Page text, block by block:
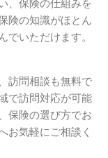
、保険の仕組みを
険の知識がほとん
でいただけます。
訪問相談も無料で
で訪問対応が可能
保険の選び方でお
お気軽にご相談く